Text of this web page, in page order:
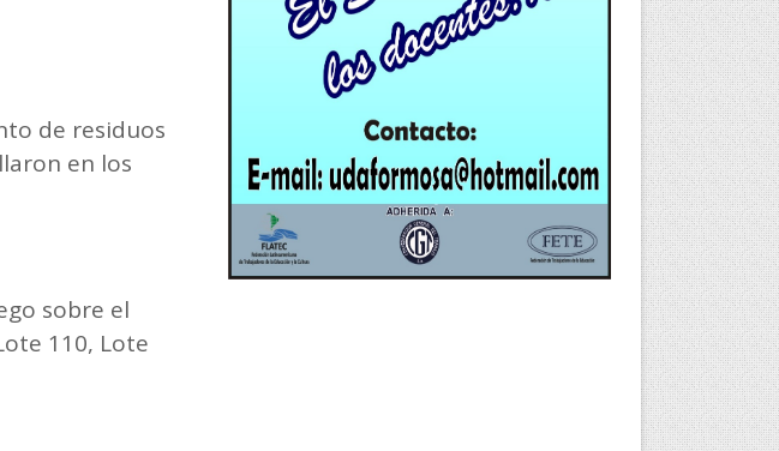
de residuos
en los
sobre el
110, Lote